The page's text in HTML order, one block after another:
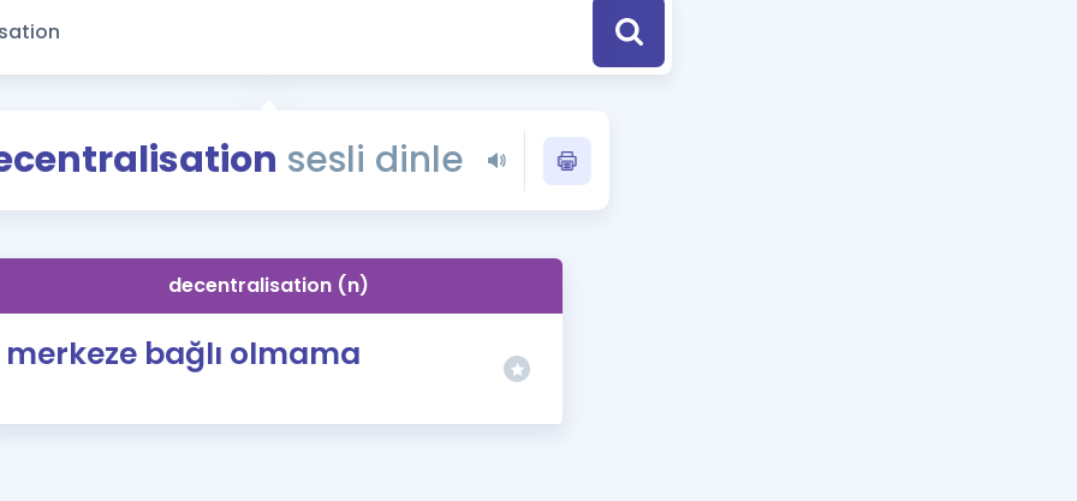
Eğitim ve Kitaplara Özel Fırsatlar
YDS - YÖKDİL Tüm Sınavlarla İlgili Haberler
İngilizce Gramer
İngilizce Gramer ve Konu Anlatımı
sesli dinle
decentralisation (n)
merkeze bağlı olmama